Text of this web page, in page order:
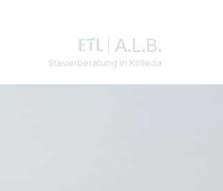
A.L.B.
Steuerberatung in Kölleda